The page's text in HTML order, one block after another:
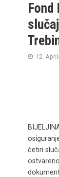
Fond
12.
četiri